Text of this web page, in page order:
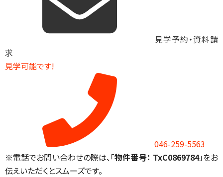
見学予約・資料請
求
見学可能です!
046-259-5563
※電話でお問い合わせの際は、「物件番号： TxC0869784」をお
伝えいただくとスムーズです。